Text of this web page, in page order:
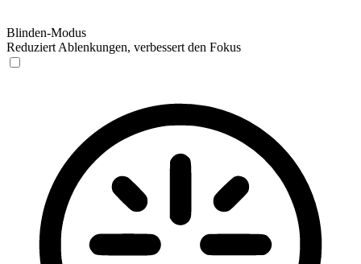
Blinden-Modus
Reduziert Ablenkungen, verbessert den Fokus